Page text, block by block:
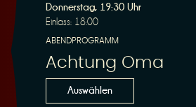
r
Donnerstag, 19:30 Uhr
Einlass: 18:00
ABENDPROGRAMM
Achtung Oma
Auswählen